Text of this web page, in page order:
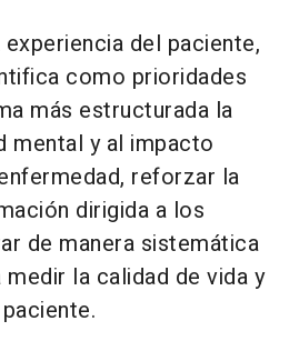
del paciente,
como prioridades
más estructurada la
mental y al impacto
reforzar la
dirigida a los
de manera sistemática
la calidad de vida y